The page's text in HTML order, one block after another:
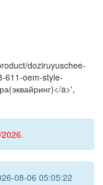
doziruyuschee-
611-oem-style-
a>',
08-06 05:05:22